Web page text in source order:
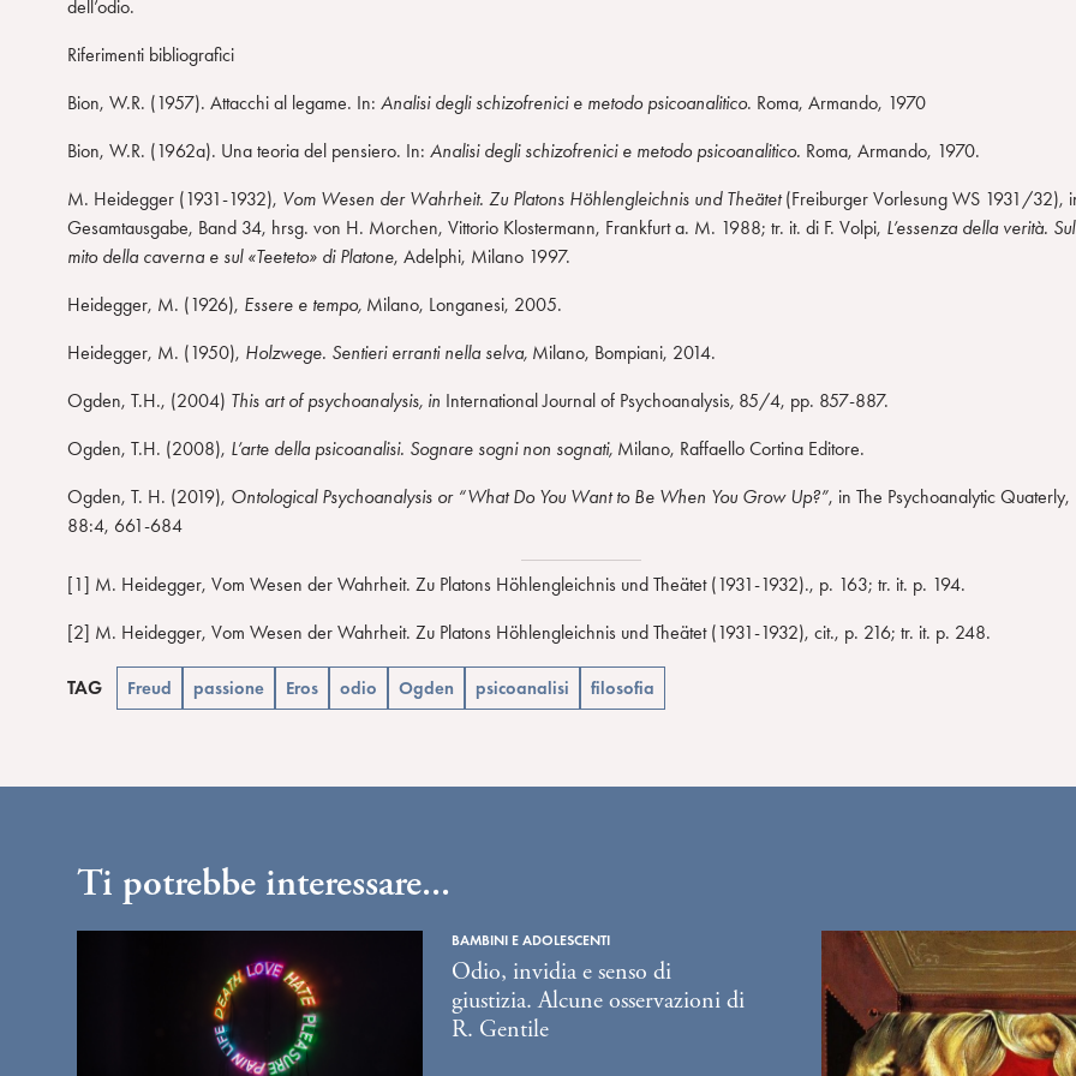
dell’odio.
Riferimenti bibliografici
Bion, W.R. (1957). Attacchi al legame. In: Analisi degli schizofrenici e metodo psicoanalitico. Roma, Armando, 1970
Bion, W.R. (1962a). Una teoria del pensiero. In: Analisi degli schizofrenici e metodo psicoanalitico. Roma, Armando, 1970.
M. Heidegger (1931-1932), Vom Wesen der Wahrheit. Zu Platons Höhlengleichnis und Theätet(Freiburger Vorlesung WS 1931/32),
Gesamtausgabe, Band 34, hrsg. von H. Morchen, Vittorio Klostermann, Frankfurt a. M. 1988; tr. it. di F. Volpi, L’essenza della verità. Sul
mito della caverna e sul «Teeteto» di Platone, Adelphi, Milano 1997.
Heidegger, M. (1926), Essere e tempo, Milano, Longanesi, 2005.
Heidegger, M. (1950), Holzwege. Sentieri erranti nella selva, Milano, Bompiani, 2014.
Ogden, T.H., (2004) This art of psychoanalysis, in International Journal of Psychoanalysis, 85/4, pp. 857-887.
Ogden, T.H. (2008), L’arte della psicoanalisi. Sognare sogni non sognati, Milano, Raffaello Cortina Editore.
Ogden, T. H. (2019), Ontological Psychoanalysis or “What Do You Want to Be When You Grow Up?”, in The Psychoanalytic Quaterly,
88:4, 661-684
[1] M. Heidegger, Vom Wesen der Wahrheit. Zu Platons Höhlengleichnis und Theätet (1931-1932)., p. 163; tr. it. p. 194.
[2] M. Heidegger, Vom Wesen der Wahrheit. Zu Platons Höhlengleichnis und Theätet (1931-1932), cit., p. 216; tr. it. p. 248.
TAG Freud passione Eros odio Ogden psicoanalisi filosofia
Ti potrebbe interessare...
BAMBINI E ADOLESCENTI
Odio, invidia e senso di
giustizia. Alcune osservazioni di
R. Gentile